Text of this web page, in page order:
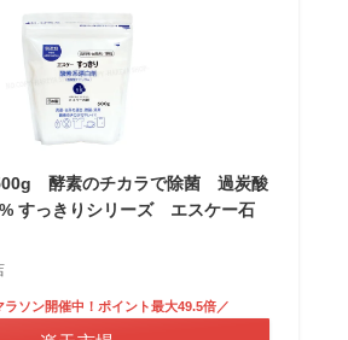
酵素のチカラで除菌 過炭酸
すっきりシリーズ エスケー石
ラソン開催中！ポイント最大49.5倍／